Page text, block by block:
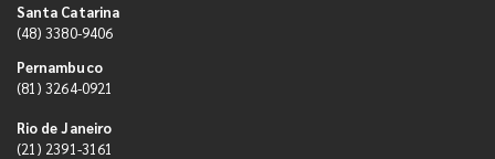
Santa Catarina
(48) 3380-9406
Pernambuco
(81) 3264-0921
Rio de Janeiro
(21) 2391-3161